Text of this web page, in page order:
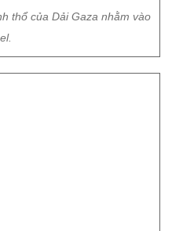
thổ của Dải Gaza nhằm vào